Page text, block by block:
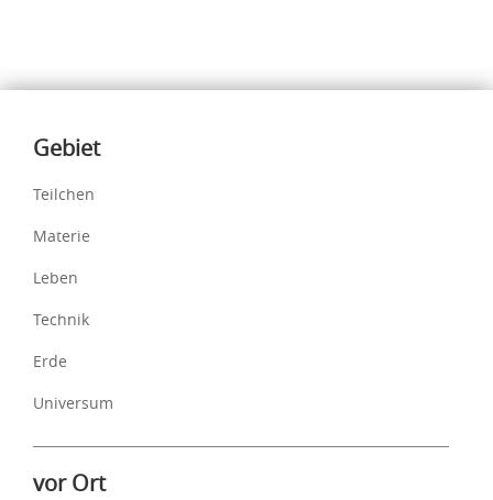
Inhalte
Gebiet
Teilchen
Materie
Leben
Technik
Erde
Universum
vor Ort